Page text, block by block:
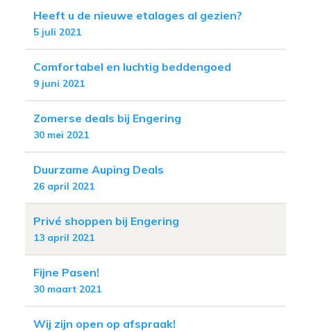
Heeft u de nieuwe etalages al gezien?
5 juli 2021
Comfortabel en luchtig beddengoed
9 juni 2021
Zomerse deals bij Engering
30 mei 2021
Duurzame Auping Deals
26 april 2021
Privé shoppen bij Engering
13 april 2021
Fijne Pasen!
30 maart 2021
Wij zijn open op afspraak!